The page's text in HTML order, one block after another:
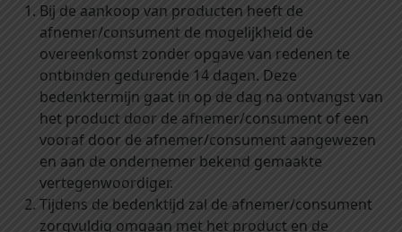
Bij de aankoop van producten heeft de
afnemer/consument de mogelijkheid de
overeenkomst zonder opgave van redenen te
ontbinden gedurende 14 dagen. Deze
bedenktermijn gaat in op de dag na ontvangst van
het product door de afnemer/consument of een
vooraf door de afnemer/consument aangewezen
en aan de ondernemer bekend gemaakte
vertegenwoordiger.
Tijdens de bedenktijd zal de afnemer/consument
zorgvuldig omgaan met het product en de